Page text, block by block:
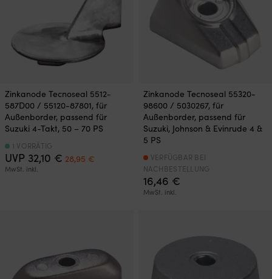
Zinkanode Tecnoseal 5512-
587D00 / 55120-87801, für
Außenborder, passend für
Suzuki 4-Takt, 50 – 70 PS
UVP 32,10 € Ursprünglicher
Preis
28,95 €
MwSt. inkl.
1 VORRÄTIG
Zinkanode Tecnoseal 55320-
98600 / 5030267, für
Außenborder, passend für
Suzuki, Johnson & Evinrude 4 &
5 PS
16,46 €
MwSt. inkl.
VERFÜGBAR BEI
NACHBESTELLUNG